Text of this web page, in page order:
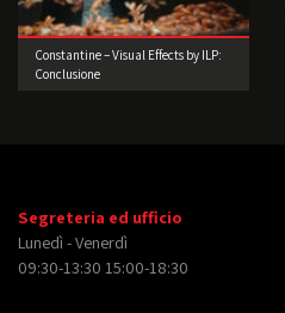
Constantine – Visual Effects by ILP:
Conclusione
Segreteria ed ufficio
Lunedì - Venerdì
09:30-13:30 15:00-18:30